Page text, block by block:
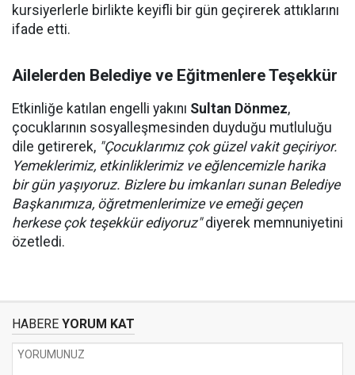
kursiyerlerle birlikte keyifli bir gün geçirerek attıklarını
ifade etti.
Ailelerden Belediye ve Eğitmenlere Teşekkür
Etkinliğe katılan engelli yakını Sultan Dönmez,
çocuklarının sosyalleşmesinden duyduğu mutluluğu
dile getirerek, "Çocuklarımız çok güzel vakit geçiriyor.
Yemeklerimiz, etkinliklerimiz ve eğlencemizle harika
bir gün yaşıyoruz. Bizlere bu imkanları sunan Belediye
Başkanımıza, öğretmenlerimize ve emeği geçen
herkese çok teşekkür ediyoruz"diyerek memnuniyetini
özetledi.
HABERE YORUM KAT